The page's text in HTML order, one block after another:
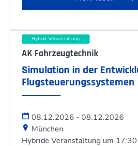
Hybrid-Veranstaltung
AK Fahrzeugtechnik
Simulation in der
Flugsteuerungssystemen
08.12.2026 - 08.12.2026
München
Hybride Veranstaltung um